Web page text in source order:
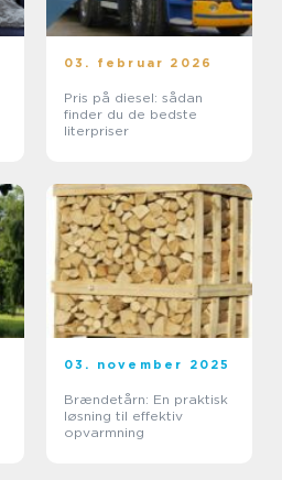
03. februar 2026
Pris på diesel: sådan
finder du de bedste
literpriser
03. november 2025
Brændetårn: En praktisk
løsning til effektiv
opvarmning